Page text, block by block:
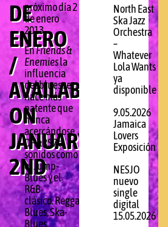
DE
ENERO
/
AVAILABLE
ON
JANUARY
2ND
próximo día 2
de enero
2013.
EnFriends &
Enemiesla
influencia
del blues se
hace más
patente que
nunca
acercándose
DH&RS7 a
sonidos como
el Jump-
Blues y el
R&B
clásico. Reggae-
Blues, Ska-
Blues,
North East
Ska Jazz
Orchestra
–
Whatever
Lola Wants
ya
disponible
9.05.2026
Jamaica
Lovers
Exposición
NESJO
nuevo
single
digital
15.05.2026